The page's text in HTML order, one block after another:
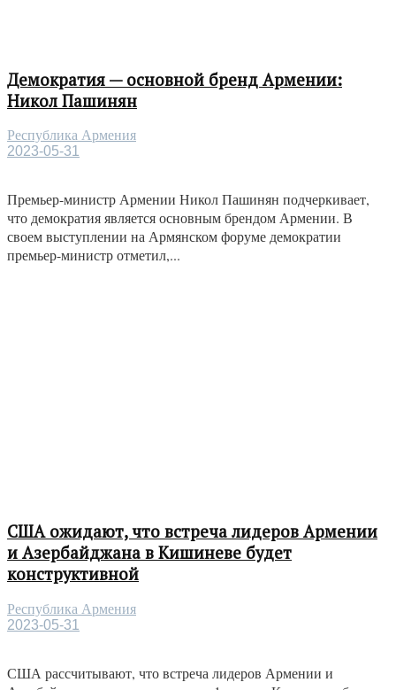
Демократия — основной бренд Армении:
Никол Пашинян
Республика Армения
2023-05-31
Премьер-министр Армении Никол Пашинян подчеркивает,
что демократия является основным брендом Армении. В
своем выступлении на Армянском форуме демократии
премьер-министр отметил,...
США ожидают, что встреча лидеров Армении
и Азербайджана в Кишиневе будет
конструктивной
Республика Армения
2023-05-31
США рассчитывают, что встреча лидеров Армении и